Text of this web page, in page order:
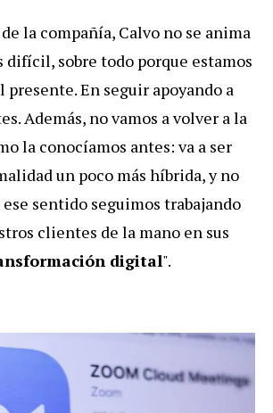
la compañía, Calvo no se anima
difícil, sobre todo porque estamos
presente. En seguir apoyando a
Además, no vamos a volver a la
la conocíamos antes: va a ser
un poco más híbrida, y no
ese sentido seguimos trabajando
clientes de la mano en sus
digital".